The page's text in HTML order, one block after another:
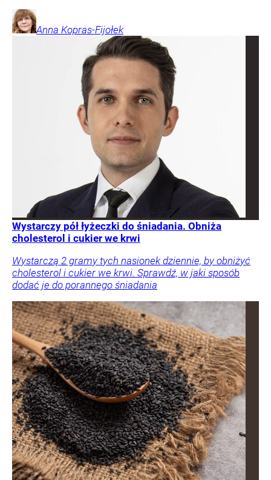
Anna Kopras-Fijołek
Wystarczy pół łyżeczki do śniadania. Obniża
cholesterol i cukier we krwi
Wystarczą 2 gramy tych nasionek dziennie, by obniżyć
cholesterol i cukier we krwi. Sprawdź, w jaki sposób
dodać je do porannego śniadania